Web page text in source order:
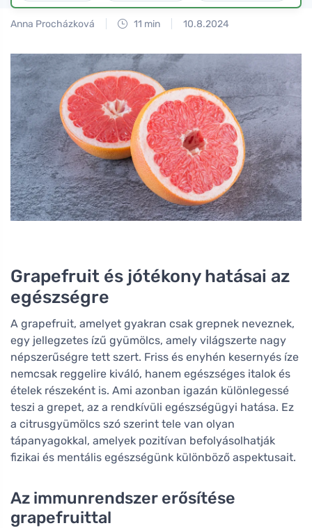
Anna Procházková 11 min 10.8.2024
Grapefruit és jótékony hatásai az
egészségre
A grapefruit, amelyet gyakran csak grepnek neveznek,
egy jellegzetes ízű gyümölcs, amely világszerte nagy
népszerűségre tett szert. Friss és enyhén kesernyés íze
nemcsak reggelire kiváló, hanem egészséges italok és
ételek részeként is. Ami azonban igazán különlegessé
teszi a grepet, az a rendkívüli egészségügyi hatása. Ez
a citrusgyümölcs szó szerint tele van olyan
tápanyagokkal, amelyek pozitívan befolyásolhatják
fizikai és mentális egészségünk különböző aspektusait.
Az immunrendszer erősítése
grapefruittal